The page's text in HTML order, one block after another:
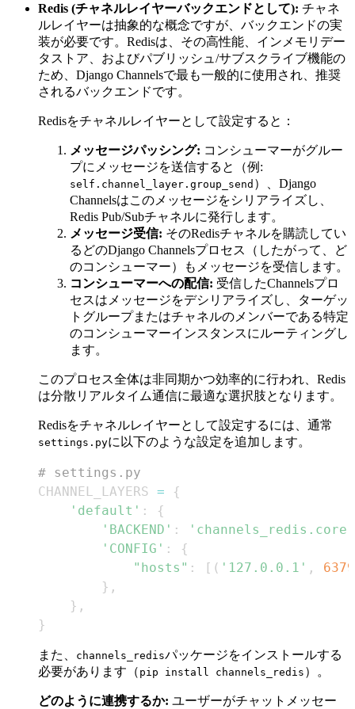
Redis (チャネルレイヤーバックエンドとして): チャネ
ルレイヤーは抽象的な概念ですが、バックエンドの実
装が必要です。Redisは、その高性能、インメモリデー
タストア、およびパブリッシュ/サブスクライブ機能の
ため、Django Channelsで最も一般的に使用され、推奨
されるバックエンドです。
Redisをチャネルレイヤーとして設定すると：
メッセージパッシング: コンシューマーがグルー
プにメッセージを送信すると（例:
self.channel_layer.group_send ）、Django
Channelsはこのメッセージをシリアライズし、
Redis Pub/Subチャネルに発行します。
メッセージ受信: そのRedisチャネルを購読してい
るどのDjango Channelsプロセス（したがって、ど
のコンシューマー）もメッセージを受信します。
コンシューマーへの配信: 受信したChannelsプロ
セスはメッセージをデシリアライズし、ターゲッ
トグループまたはチャネルのメンバーである特定
のコンシューマーインスタンスにルーティングし
ます。
このプロセス全体は非同期かつ効率的に行われ、Redis
は分散リアルタイム通信に最適な選択肢となります。
Redisをチャネルレイヤーとして設定するには、通常
settings.pyに以下のような設定を追加します。
# settings.py
CHANNEL_LAYERS =
{
'default' :
{
'BACKEND' :
'CONFIG' :
{
"hosts" : [ ( '127.0.0.1' ,
6379
} ,
} ,
}
また、 channels_redisパッケージをインストールする
必要があります（ pip install channels_redis ）。
どのように連携するか: ユーザーがチャットメッセー